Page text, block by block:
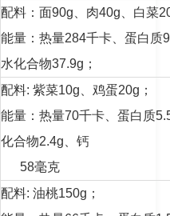
配料：面90g、肉40g、白菜
能量：热量284千卡、蛋白质
水化合物37.9g；
配料: 紫菜10g、鸡蛋20g；
能量：热量70千卡、蛋白质
化合物2.4g、钙
58毫克
配料: 油桃150g；